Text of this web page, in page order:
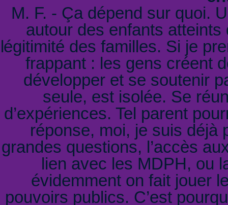
M. F. - Ça dépend sur quoi.
autour des enfants
légitimité des familles. Si je
frappant : les gens créent
développer et se soutenir
seule, est isolée. Se
d’expériences. Tel parent
réponse, moi, je suis déjà
grandes questions, l’accès
lien avec les MDPH, ou
évidemment on fait jouer
pouvoirs publics. C’est